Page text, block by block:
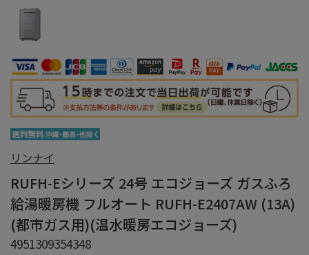
リンナイ
RUFH-Eシリーズ 24号 エコジョーズ ガスふろ
給湯暖房機 フルオート RUFH-E2407AW (13A)
(都市ガス用)(温水暖房エコジョーズ)
4951309354348